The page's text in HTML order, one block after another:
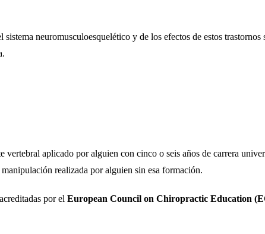
neuromusculoesquelético y de los efectos de estos trastornos
vertebral aplicado por alguien con cinco o seis años de carrera
realizada por alguien sin esa formación.
por el European Council on Chiropractic Education